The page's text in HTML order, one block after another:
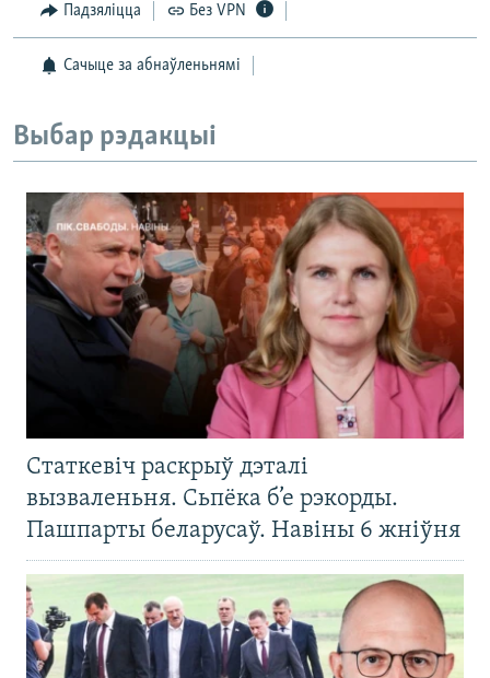
Падзяліцца Без VPN
Сачыце за абнаўленьнямі
Выбар рэдакцыі
Статкевіч раскрыў дэталі
вызваленьня. Сьпёка б’е рэкорды.
Пашпарты беларусаў. Навіны 6 жніўня